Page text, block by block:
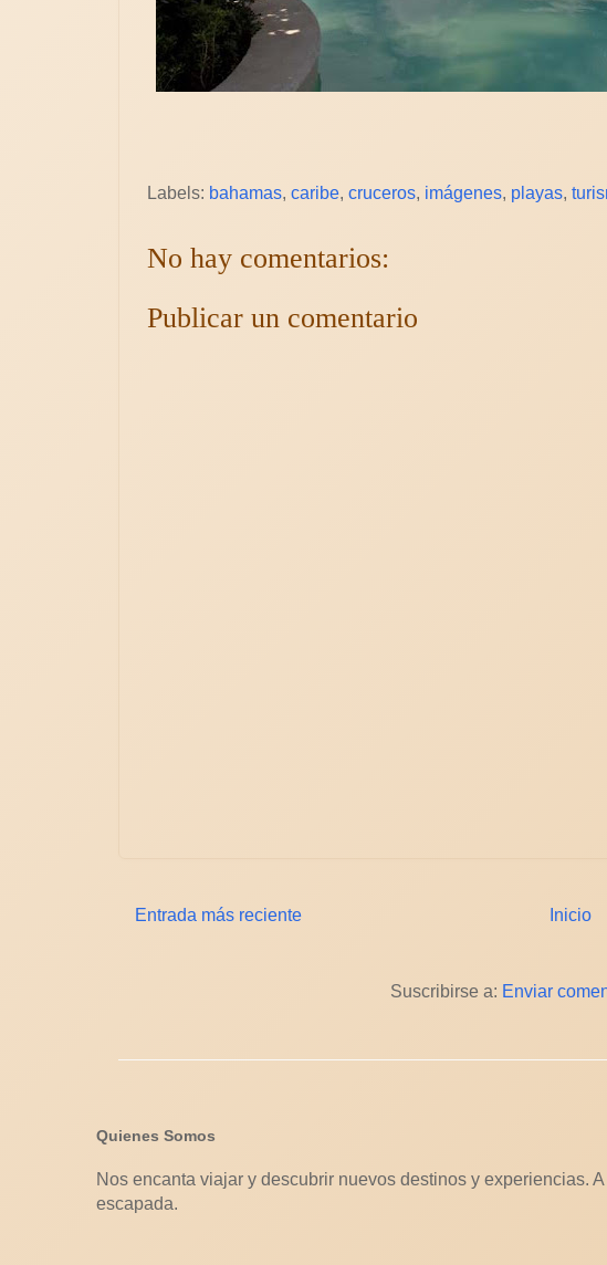
Labels: bahamas, caribe, cruceros, imágenes, playas,
No hay comentarios:
Publicar un comentario
Entrada más reciente Inicio
Suscribirse a: Enviar
Quienes Somos
Nos encanta viajar y descubrir nuevos destinos y experiencias.
escapada.